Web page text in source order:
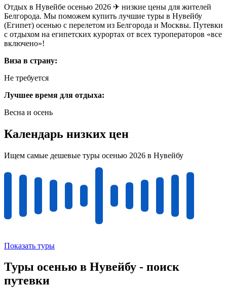
Отдых в Нувейбе осенью 2026 ✈ низкие цены для жителей
Белгорода. Мы поможем купить лучшие туры в Нувейбу
(Египет) осенью с перелетом из Белгорода и Москвы. Путевки
с отдыхом на египетских курортах от всех туроператоров «все
включено»!
Виза в страну:
Не требуется
Лучшее время для отдыха:
Весна и осень
Календарь низких цен
Ищем самые дешевые туры осенью 2026 в Нувейбу
Показать туры
Туры осенью в Нувейбу - поиск
путевки